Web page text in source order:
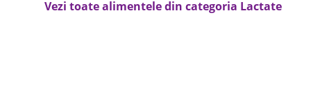
Vezi toate alimentele din categoria Lactate